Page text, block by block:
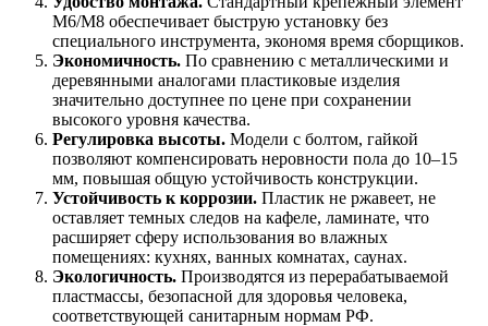
М6/М8 обеспечивает быструю установку без
специального инструмента, экономя время сборщиков.
Экономичность. По сравнению с металлическими и
деревянными аналогами пластиковые изделия
значительно доступнее по цене при сохранении
высокого уровня качества.
Регулировка высоты. Модели с болтом, гайкой
позволяют компенсировать неровности пола до 10–15
мм, повышая общую устойчивость конструкции.
Устойчивость к коррозии. Пластик не ржавеет, не
оставляет темных следов на кафеле, ламинате, что
расширяет сферу использования во влажных
помещениях: кухнях, ванных комнатах, саунах.
Экологичность. Производятся из перерабатываемой
пластмассы, безопасной для здоровья человека,
соответствующей санитарным нормам РФ.